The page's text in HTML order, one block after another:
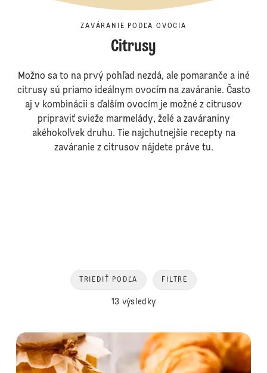
ZAVÁRANIE PODĽA OVOCIA
Citrusy
Možno sa to na prvý pohľad nezdá, ale pomaranče a iné
citrusy sú priamo ideálnym ovocím na zaváranie. Často
aj v kombinácii s ďalším ovocím je možné z citrusov
pripraviť svieže marmelády, želé a zaváraniny
akéhokoľvek druhu. Tie najchutnejšie recepty na
zaváranie z citrusov nájdete práve tu.
13 výsledky
TRIEDIŤ PODĽA FILTRE